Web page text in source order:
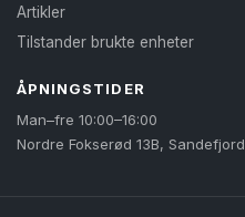
Artikler
Tilstander brukte enheter
ÅPNINGSTIDER
Man–fre 10:00–16:00
Nordre Fokserød 13B, Sandefjord